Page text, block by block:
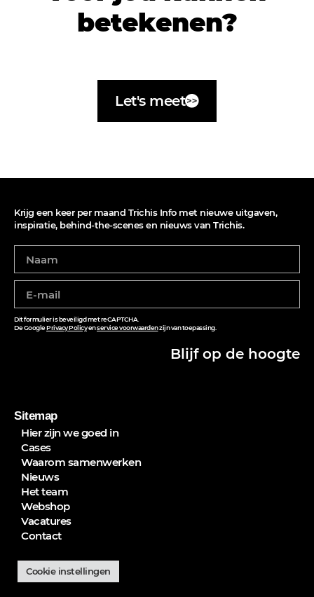
betekenen?
Let's meet
Krijg een keer per maand Trichis Info met nieuwe uitgaven,
inspiratie, behind-the-scenes en nieuws van Trichis.
Dit formulier is beveiligd met reCAPTCHA.
De GooglePrivacy Policyenservice voorwaardenzijn van toepassing.
Blijf op de hoogte
Sitemap
Hier zijn we goed in
Cases
Waarom samenwerken
Nieuws
Het team
Webshop
Vacatures
Contact
Cookie instellingen